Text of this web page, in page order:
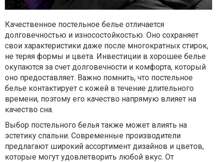
Качественное постельное белье отличается
долговечностью и износостойкостью. Оно сохраняет
свои характеристики даже после многократных стирок,
не теряя формы и цвета. Инвестиции в хорошее белье
окупаются за счет долговечности и комфорта, который
оно предоставляет. Важно помнить, что постельное
белье контактирует с кожей в течение длительного
времени, поэтому его качество напрямую влияет на
качество сна.
Выбор постельного белья также может влиять на
эстетику спальни. Современные производители
предлагают широкий ассортимент дизайнов и цветов,
которые могут удовлетворить любой вкус. От